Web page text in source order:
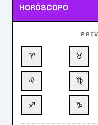
HORÓSCOPO
♈ ♉
♌ ♍
♐ ♑